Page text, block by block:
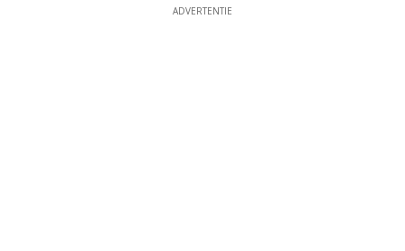
ADVERTENTIE